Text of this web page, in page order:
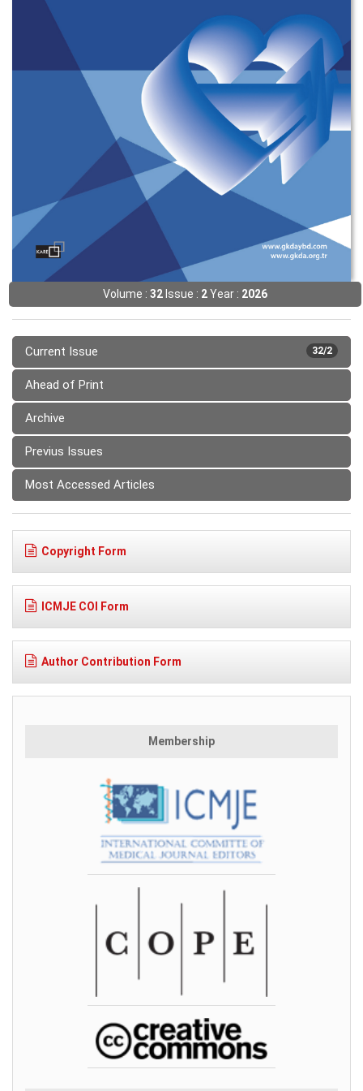
Volume : 32Issue : 2Year : 2026
32/2
Current Issue
Ahead of Print
Archive
Previus Issues
Most Accessed Articles
Copyright Form
ICMJE COI Form
Author Contribution Form
Membership